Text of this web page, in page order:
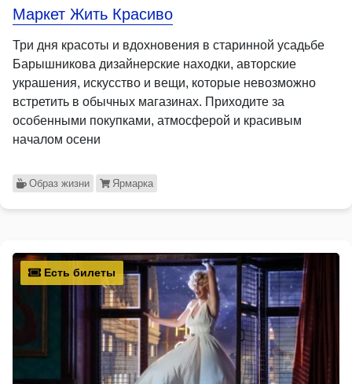
Маркет Жить Красиво
Три дня красоты и вдохновения в старинной усадьбе
Барышникова дизайнерские находки, авторские
украшения, искусство и вещи, которые невозможно
встретить в обычных магазинах. Приходите за
особенными покупками, атмосферой и красивым
началом осени
Образ жизни Ярмарка
Есть билеты